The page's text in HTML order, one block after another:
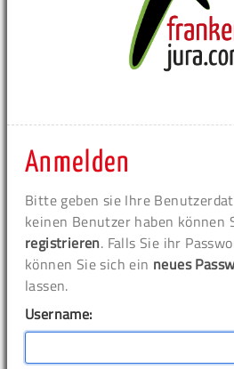
Anmelden
Bitte geben sie Ihre
keinen Benutzer haben können
registrieren. Falls Sie ihr
können Sie sich ein neues
lassen.
Username: